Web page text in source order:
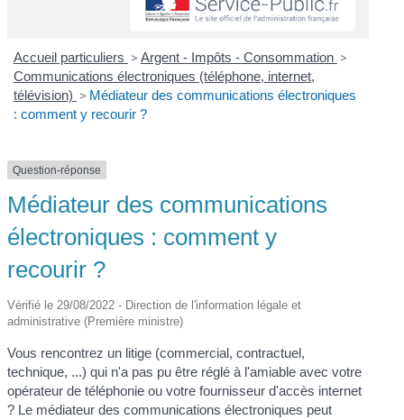
Accueil particuliers > Argent - Impôts - Consommation >
Communications électroniques (téléphone, internet,
télévision) > Médiateur des communications électroniques
: comment y recourir ?
Question-réponse
Médiateur des communications
électroniques : comment y
recourir ?
Vérifié le 29/08/2022 - Direction de l'information légale et
administrative (Première ministre)
Vous rencontrez un litige (commercial, contractuel,
technique, ...) qui n'a pas pu être réglé à l'amiable avec votre
opérateur de téléphonie ou votre fournisseur d'accès internet
? Le médiateur des communications électroniques peut